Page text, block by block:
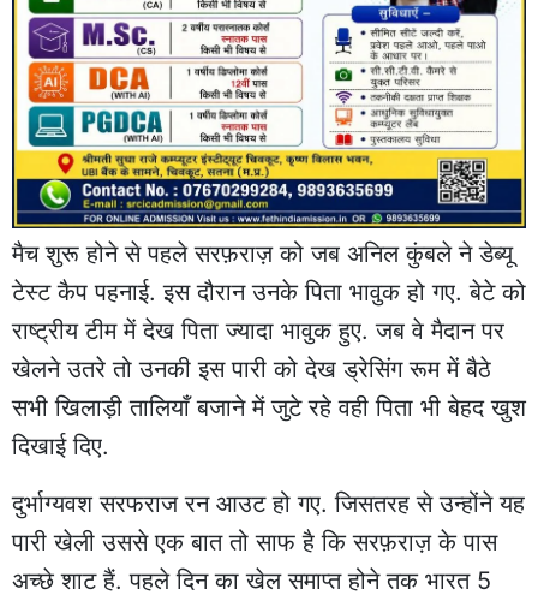
मैच शुरू होने से पहले सरफ़राज़ को जब अनिल कुंबले ने डेब्यू
टेस्ट कैप पहनाई. इस दौरान उनके पिता भावुक हो गए. बेटे को
राष्ट्रीय टीम में देख पिता ज्यादा भावुक हुए. जब वे मैदान पर
खेलने उतरे तो उनकी इस पारी को देख ड्रेसिंग रूम में बैठे
सभी खिलाड़ी तालियाँ बजाने में जुटे रहे वही पिता भी बेहद खुश
दिखाई दिए.
दुर्भाग्यवश सरफराज रन आउट हो गए. जिसतरह से उन्होंने यह
पारी खेली उससे एक बात तो साफ है कि सरफ़राज़ के पास
अच्छे शाट हैं. पहले दिन का खेल समाप्त होने तक भारत 5